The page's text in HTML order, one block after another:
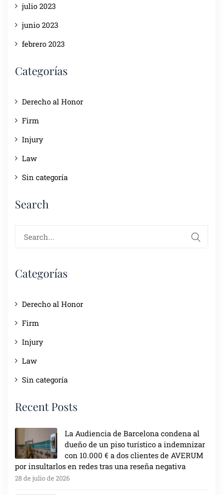
julio 2023
junio 2023
febrero 2023
Categorías
Derecho al Honor
Firm
Injury
Law
Sin categoría
Search
Categorías
Derecho al Honor
Firm
Injury
Law
Sin categoría
Recent Posts
La Audiencia de Barcelona condena al
dueño de un piso turístico a indemnizar
con 10.000 € a dos clientes de AVERUM
por insultarlos en redes tras una reseña negativa
28 de julio de 2026